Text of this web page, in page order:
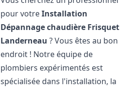
pour votreInstallation
Dépannage chaudière Frisquet
Landerneau ? Vous êtes au bon
endroit ! Notre équipe de
plombiers expérimentés est
spécialisée dans l'installation, la